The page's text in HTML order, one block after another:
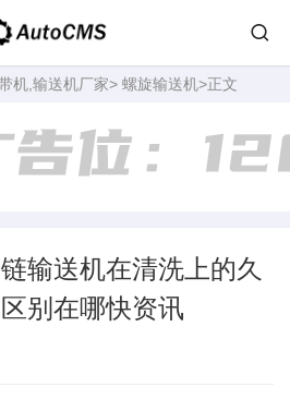
机,输送机厂家> 螺旋输送机>正文
输送机在清洗上的久
别在哪快资讯